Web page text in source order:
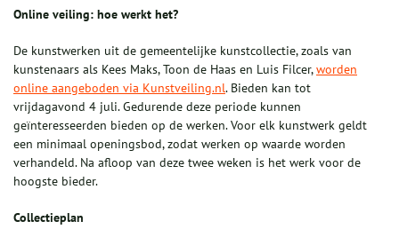
Online veiling: hoe werkt het?
De kunstwerken uit de gemeentelijke kunstcollectie, zoals van
kunstenaars als Kees Maks, Toon de Haas en Luis Filcer,worden
online aangeboden via Kunstveiling.nl. Bieden kan tot
vrijdagavond 4 juli. Gedurende deze periode kunnen
geïnteresseerden bieden op de werken. Voor elk kunstwerk geldt
een minimaal openingsbod, zodat werken op waarde worden
verhandeld. Na afloop van deze twee weken is het werk voor de
hoogste bieder.
Collectieplan